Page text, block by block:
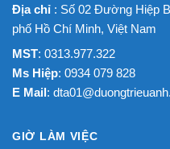
Địa chỉ : Số 02 Đường Hiệp
phố Hồ Chí Minh, Việt Nam
MST: 0313.977.322
Ms Hiệp: 0934 079 828
E Mail:
GIỜ LÀM VIỆC